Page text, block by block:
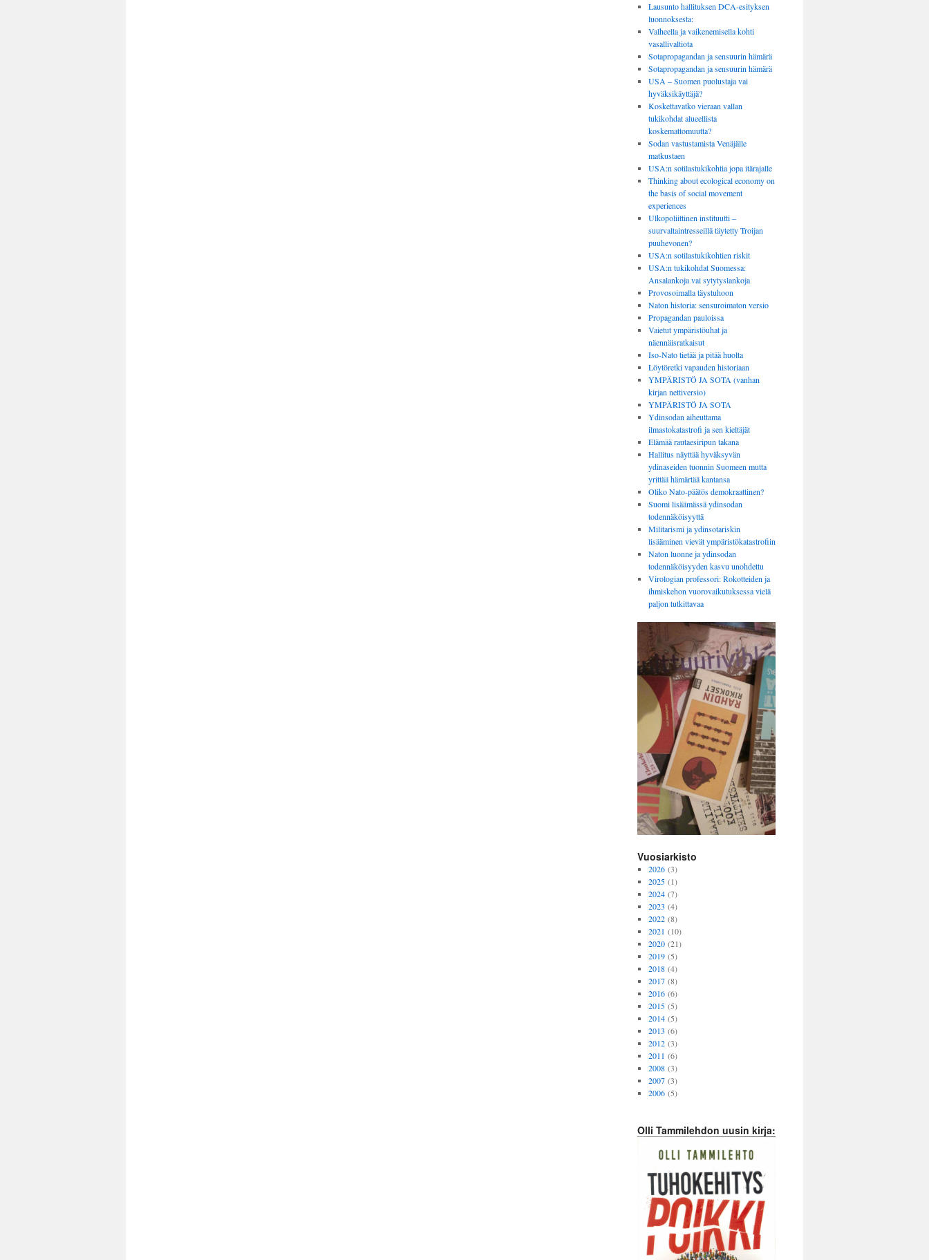
Lausunto hallituksen DCA-esityksen
luonnoksesta:
Valheella ja vaikenemisella kohti
vasallivaltiota
Sotapropagandan ja sensuurin hämärä
Sotapropagandan ja sensuurin hämärä
USA – Suomen puolustaja vai
hyväksikäyttäjä?
Koskettavatko vieraan vallan
tukikohdat alueellista
koskemattomuutta?
Sodan vastustamista Venäjälle
matkustaen
USA:n sotilastukikohtia jopa itärajalle
Thinking about ecological economy on
the basis of social movement
experiences
Ulkopoliittinen instituutti –
suurvaltaintresseillä täytetty Troijan
puuhevonen?
USA:n sotilastukikohtien riskit
USA:n tukikohdat Suomessa:
Ansalankoja vai sytytyslankoja
Provosoimalla täystuhoon
Naton historia: sensuroimaton versio
Propagandan pauloissa
Vaietut ympäristöuhat ja
näennäisratkaisut
Iso-Nato tietää ja pitää huolta
Löytöretki vapauden historiaan
YMPÄRISTÖ JA SOTA (vanhan
kirjan nettiversio)
YMPÄRISTÖ JA SOTA
Ydinsodan aiheuttama
ilmastokatastrofi ja sen kieltäjät
Elämää rautaesiripun takana
Hallitus näyttää hyväksyvän
ydinaseiden tuonnin Suomeen mutta
yrittää hämärtää kantansa
Oliko Nato-päätös demokraattinen?
Suomi lisäämässä ydinsodan
todennäköisyyttä
Militarismi ja ydinsotariskin
lisääminen vievät ympäristökatastrofiin
Naton luonne ja ydinsodan
todennäköisyyden kasvu unohdettu
Virologian professori: Rokotteiden ja
ihmiskehon vuorovaikutuksessa vielä
paljon tutkittavaa
Vuosiarkisto
2026(3)
2025(1)
2024(7)
2023 (4)
2022(8)
2021 (10)
2020(21)
2019(5)
2018(4)
2017(8)
2016(6)
2015(5)
2014(5)
2013 (6)
2012(3)
2011 (6)
2008(3)
2007(3)
2006(5)
Olli Tammilehdon uusin kirja: